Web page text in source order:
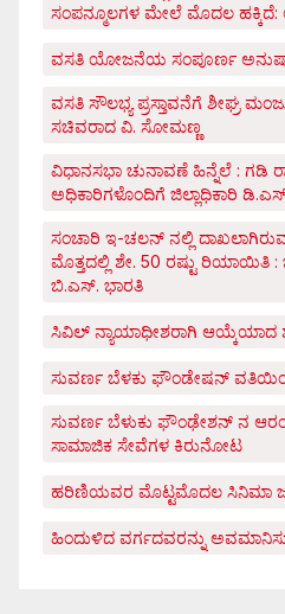
ಸಂಪನ್ಮೂಲಗಳ ಮೇಲೆ ಮೊದಲ
ವಸತಿ ಯೋಜನೆಯ ಸಂಪೂರ್ಣ
ವಸತಿ ಸೌಲಭ್ಯ ಪ್ರಸ್ತಾವನೆಗೆ ಶೀಘ್ರ
ಸಚಿವರಾದ ವಿ. ಸೋಮಣ್ಣ
ವಿಧಾನಸಭಾ ಚುನಾವಣೆ ಹಿನ್ನೆಲೆ : ಗಡಿ
ಅಧಿಕಾರಿಗಳೊಂದಿಗೆ ಜಿಲ್ಲಾಧಿಕಾರಿ
ಸಂಚಾರಿ ಇ-ಚಲನ್ ನಲ್ಲಿ
ಮೊತ್ತದಲ್ಲಿ ಶೇ. 50 ರಷ್ಟು ರಿಯಾಯಿತಿ :
ಬಿ.ಎಸ್. ಭಾರತಿ
ಸಿವಿಲ್ ನ್ಯಾಯಾಧೀಶರಾಗಿ ಆಯ್ಕೆಯಾದ
ಸುವರ್ಣ ಬೆಳಕು ಫೌಂಡೇಷನ್
ಸುವರ್ಣ ಬೆಳುಕು ಫೌಂಢೇಶನ್ ನ
ಸಾಮಾಜಿಕ ಸೇವೆಗಳ ಕಿರುನೋಟ
ಹರಿಣಿಯವರ ಮೊಟ್ಟಮೊದಲ ಸಿನಿಮಾ
ಹಿಂದುಳಿದ ವರ್ಗದವರನ್ನು